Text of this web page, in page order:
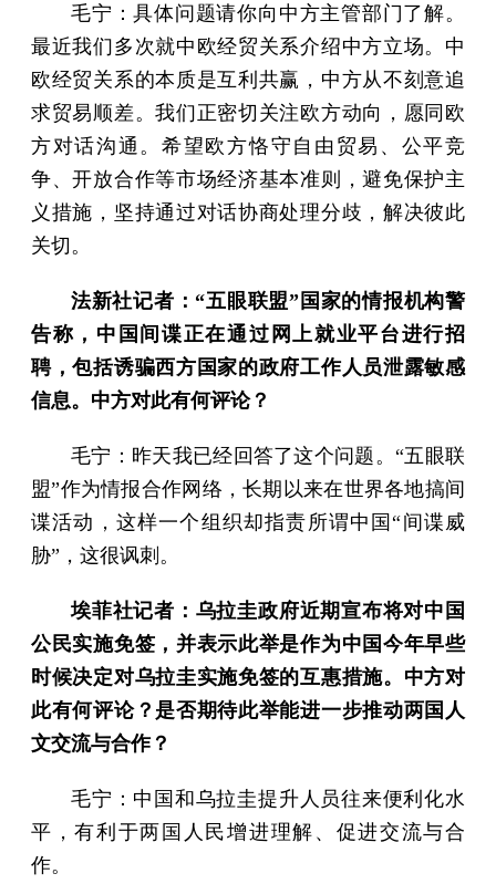
毛宁：具体问题请你向中方主管部门了解。
最近我们多次就中欧经贸关系介绍中方立场。中
欧经贸关系的本质是互利共赢，中方从不刻意追
求贸易顺差。我们正密切关注欧方动向，愿同欧
方对话沟通。希望欧方恪守自由贸易、公平竞
争、开放合作等市场经济基本准则，避免保护主
义措施，坚持通过对话协商处理分歧，解决彼此
关切。
法新社记者：“五眼联盟”国家的情报机构警
告称，中国间谍正在通过网上就业平台进行招
聘，包括诱骗西方国家的政府工作人员泄露敏感
信息。中方对此有何评论？
毛宁：昨天我已经回答了这个问题。“五眼联
盟”作为情报合作网络，长期以来在世界各地搞间
谍活动，这样一个组织却指责所谓中国“间谍威
胁”，这很讽刺。
埃菲社记者：乌拉圭政府近期宣布将对中国
公民实施免签，并表示此举是作为中国今年早些
时候决定对乌拉圭实施免签的互惠措施。中方对
此有何评论？是否期待此举能进一步推动两国人
文交流与合作？
毛宁：中国和乌拉圭提升人员往来便利化水
平，有利于两国人民增进理解、促进交流与合
作。